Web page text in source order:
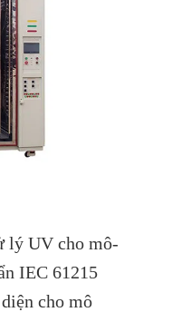
lý UV cho mô-
IEC 61215
cho mô